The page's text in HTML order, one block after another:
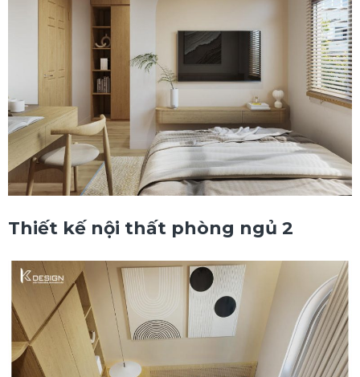
Thiết kế nội thất phòng ngủ 2